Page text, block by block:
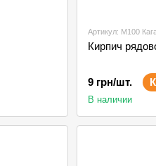
Артикул: М100
Кирпич
9 грн/шт.
В наличии